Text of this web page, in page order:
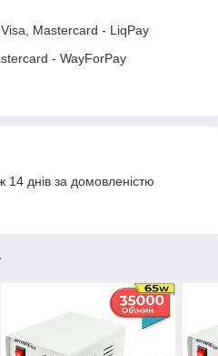
Mastercard - LiqPay
- WayForPay
днів за домовленістю